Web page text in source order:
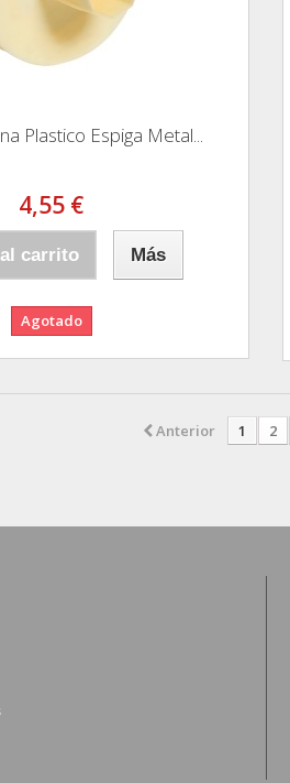
Plastico Espiga Metal...
4,55 €
carrito Más
Agotado
Anterior 1 2